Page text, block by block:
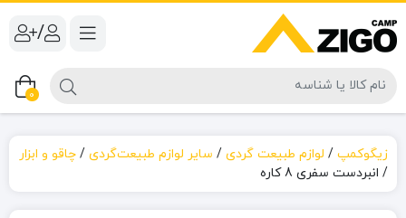
/
0
زیگوکمپ / لوازم طبیعت گردی / سایر لوازم طبیعت‌گردی / چاقو و ابزار
/ انبردست سفری 8 کاره